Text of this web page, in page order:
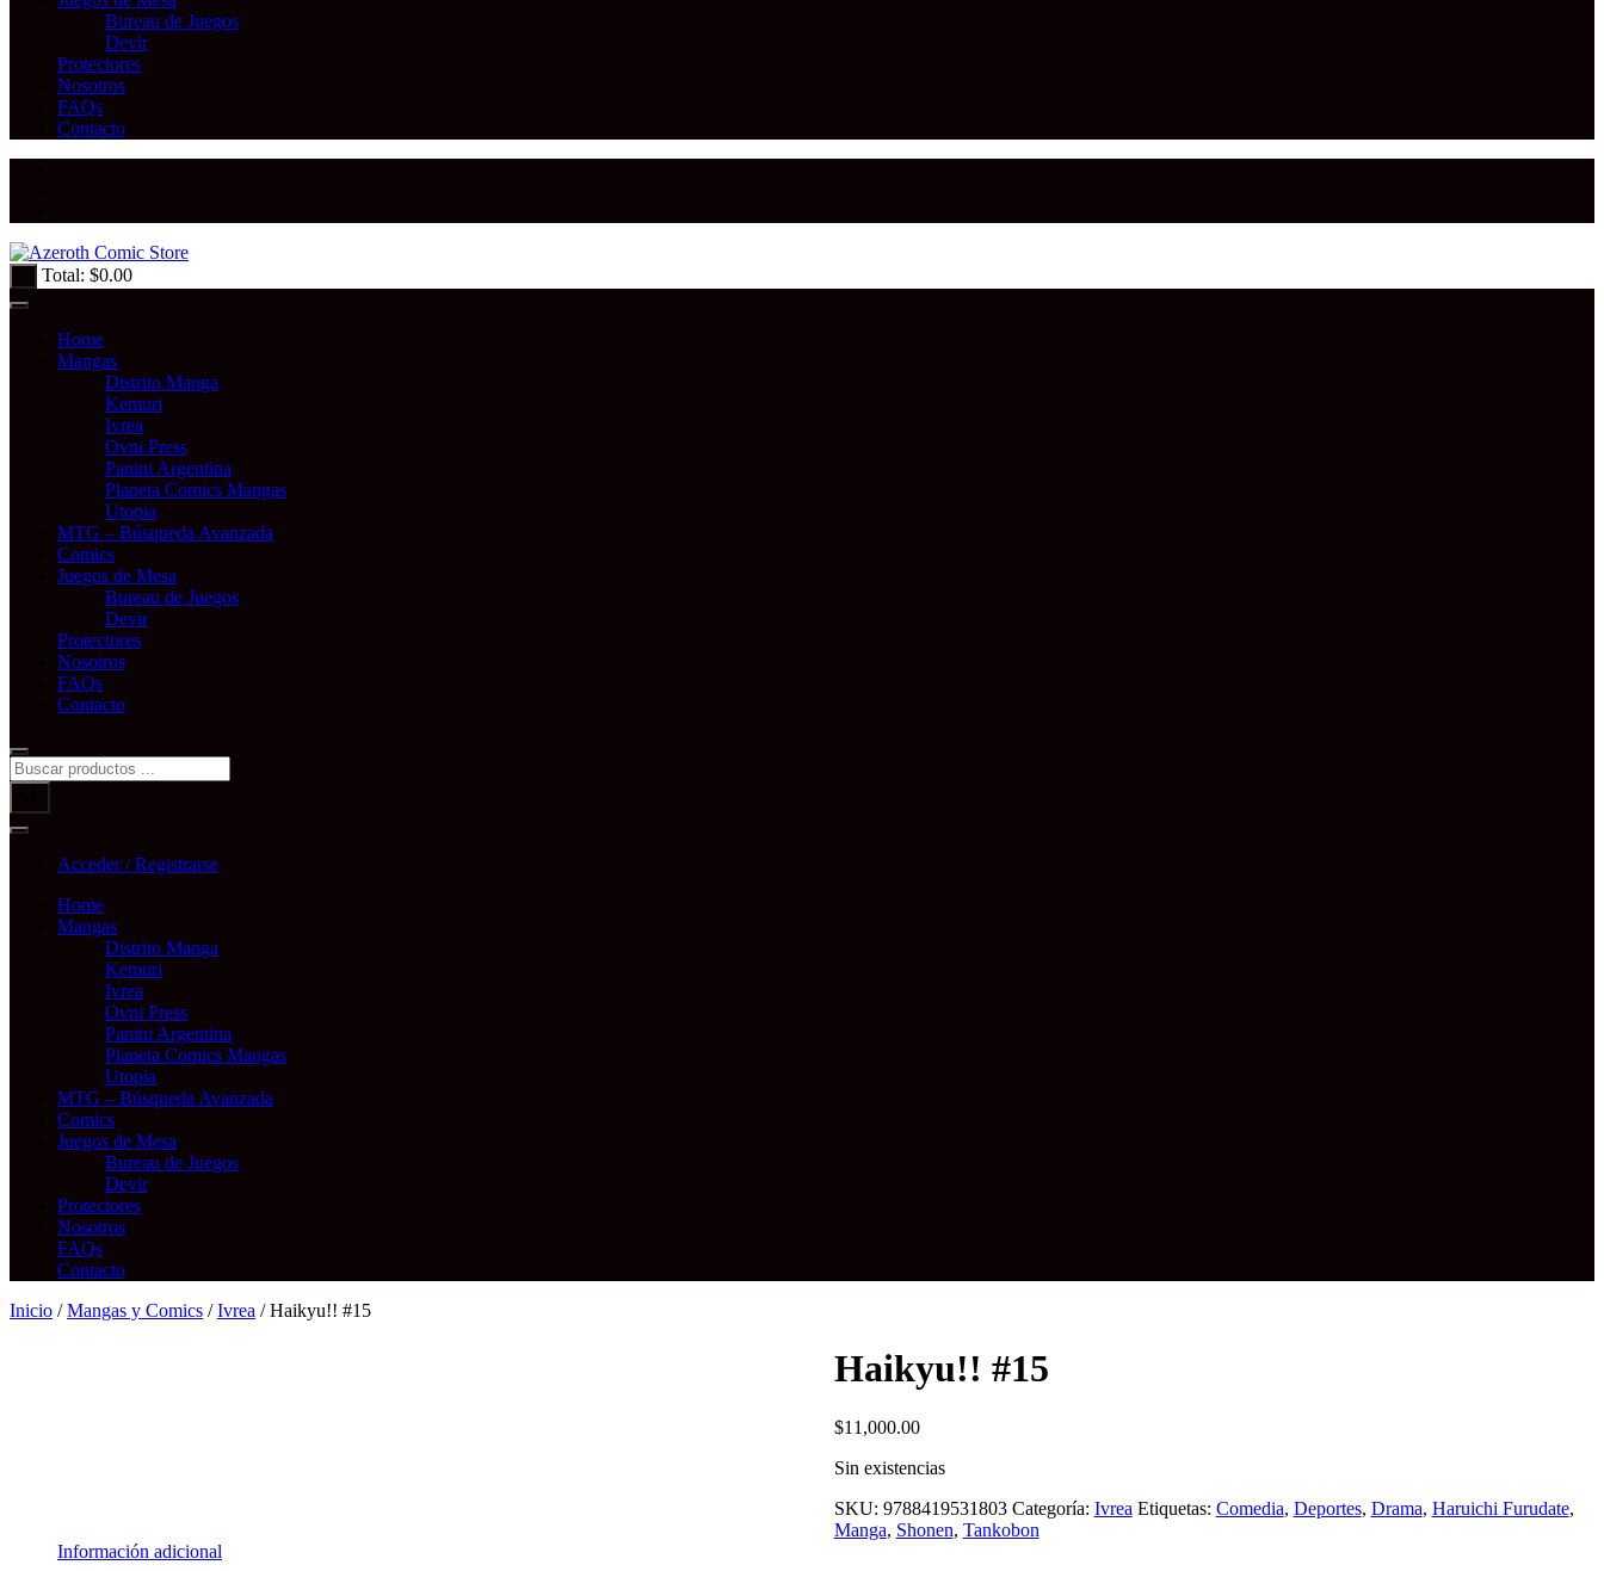
Bureau de Juegos
Devir
Protectores
Nosotros
FAQs
Contacto
Total: $0.00
Home
Mangas
Distrito Manga
Kemuri
Ivrea
Ovni Press
Panini Argentina
Planeta Comics Mangas
Utopia
MTG – Búsqueda Avanzada
Comics
Juegos de Mesa
Bureau de Juegos
Devir
Protectores
Nosotros
FAQs
Contacto
Búsqueda
de
productos
Acceder / Registrarse
Home
Mangas
Distrito Manga
Kemuri
Ivrea
Ovni Press
Panini Argentina
Planeta Comics Mangas
Utopia
MTG – Búsqueda Avanzada
Comics
Juegos de Mesa
Bureau de Juegos
Devir
Protectores
Nosotros
FAQs
Contacto
Inicio /Mangas y Comics /Ivrea / Haikyu!! #15
Haikyu!! #15
$11,000.00
Sin existencias
SKU: 9788419531803 Categoría: Ivrea Etiquetas: Comedia, Deportes, Drama, Haruichi Furudate,
Manga, Shonen, Tankobon
Información adicional